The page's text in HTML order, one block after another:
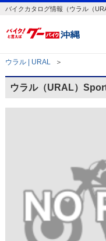
バイクカタログ情報（ウラル（
ウラル | URAL ＞
ウラル（URAL）